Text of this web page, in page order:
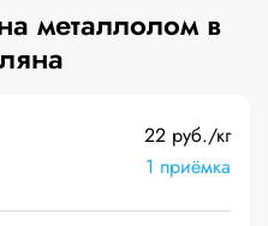
металлолом в
22 руб./кг
1 приёмка